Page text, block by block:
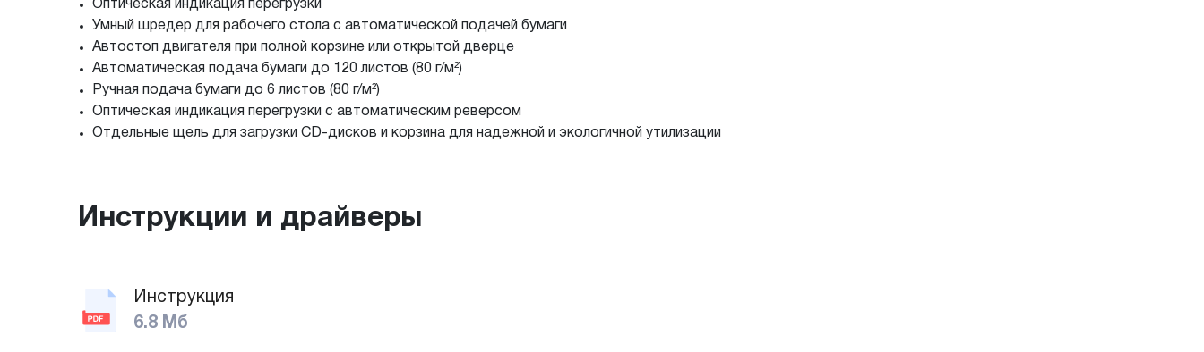
Оптическая индикация перегрузки
Умный шредер для рабочего стола с автоматической подачей бумаги
Автостоп двигателя при полной корзине или открытой дверце
Автоматическая подача бумаги до 120 листов (80 г/м²)
Ручная подача бумаги до 6 листов (80 г/м²)
Оптическая индикация перегрузки с автоматическим реверсом
Отдельные щель для загрузки CD-дисков и корзина для надежной и экологичной утилизации
Инструкции и драйверы
Инструкция
6.8 Мб